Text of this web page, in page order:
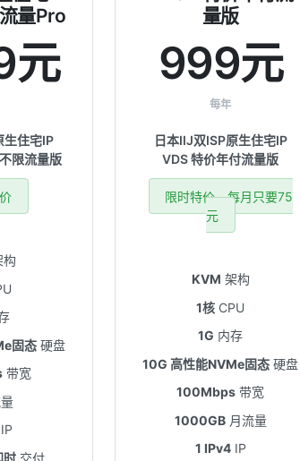
量Pro
元
生住宅IP
限流量版
构
固态 硬盘
带宽
时 交付
量版
999元
每年
日本IIJ双ISP原生住宅IP
VDS 特价年付流量版
限时特价，每月只要75
元
KVM 架构
1核 CPU
1G 内存
10G 高性能NVMe固态 硬盘
100Mbps 带宽
1000GB月流量
1 IPv4IP